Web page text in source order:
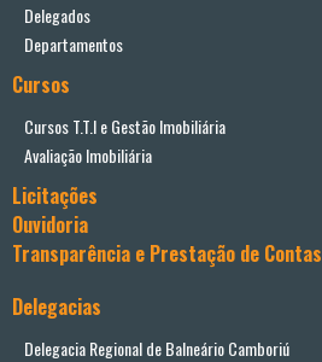
Delegados
Departamentos
Cursos
Cursos T.T.I e Gestão Imobiliária
Avaliação Imobiliária
Licitações
Ouvidoria
Transparência e Prestação de Contas
Delegacias
Delegacia Regional de Balneário Camboriú